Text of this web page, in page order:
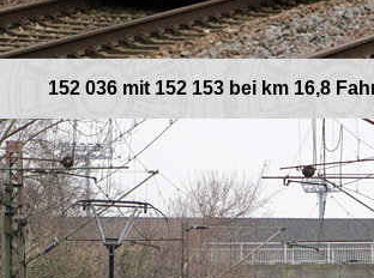
152 036 mit 152 153 bei km 16,8